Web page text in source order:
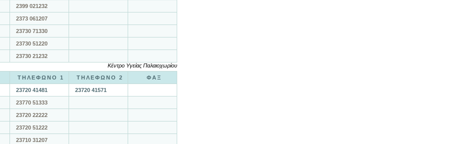
2399 021232
2373 061207
23730 71330
23730 51220
23730 21232
Κέντρο Υγείας Παλαιοχωρίου
ΤΗΛΕΦΩΝΟ 1 ΤΗΛΕΦΩΝΟ 2 ΦΑΞ
23720 41481 23720 41571
23770 51333
23720 22222
23720 51222
23710 31207